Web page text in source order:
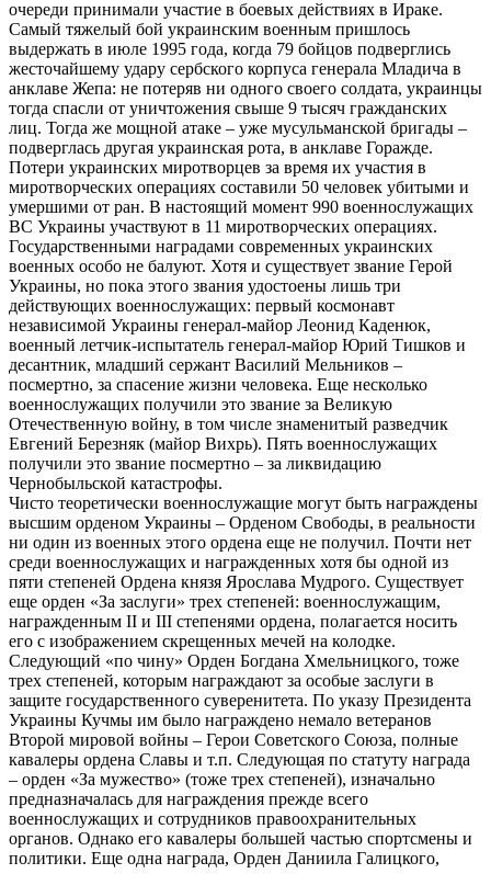
очереди принимали участие в боевых действиях в Ираке.
Самый тяжелый бой украинским военным пришлось
выдержать в июле 1995 года, когда 79 бойцов подверглись
жесточайшему удару сербского корпуса генерала Младича в
анклаве Жепа: не потеряв ни одного своего солдата, украинцы
тогда спасли от уничтожения свыше 9 тысяч гражданских
лиц. Тогда же мощной атаке – уже мусульманской бригады –
подверглась другая украинская рота, в анклаве Горажде.
Потери украинских миротворцев за время их участия в
миротворческих операциях составили 50 человек убитыми и
умершими от ран. В настоящий момент 990 военнослужащих
ВС Украины участвуют в 11 миротворческих операциях.
Государственными наградами современных украинских
военных особо не балуют. Хотя и существует звание Герой
Украины, но пока этого звания удостоены лишь три
действующих военнослужащих: первый космонавт
независимой Украины генерал-майор Леонид Каденюк,
военный летчик-испытатель генерал-майор Юрий Тишков и
десантник, младший сержант Василий Мельников –
посмертно, за спасение жизни человека. Еще несколько
военнослужащих получили это звание за Великую
Отечественную войну, в том числе знаменитый разведчик
Евгений Березняк (майор Вихрь). Пять военнослужащих
получили это звание посмертно – за ликвидацию
Чернобыльской катастрофы.
Чисто теоретически военнослужащие могут быть награждены
высшим орденом Украины – Орденом Свободы, в реальности
ни один из военных этого ордена еще не получил. Почти нет
среди военнослужащих и награжденных хотя бы одной из
пяти степеней Ордена князя Ярослава Мудрого. Существует
еще орден «За заслуги» трех степеней: военнослужащим,
награжденным II и III степенями ордена, полагается носить
его с изображением скрещенных мечей на колодке.
Следующий «по чину» Орден Богдана Хмельницкого, тоже
трех степеней, которым награждают за особые заслуги в
защите государственного суверенитета. По указу Президента
Украины Кучмы им было награждено немало ветеранов
Второй мировой войны – Герои Советского Союза, полные
кавалеры ордена Славы и т.п. Следующая по статуту награда
– орден «За мужество» (тоже трех степеней), изначально
предназначалась для награждения прежде всего
военнослужащих и сотрудников правоохранительных
органов. Однако его кавалеры большей частью спортсмены и
политики. Еще одна награда, Орден Даниила Галицкого,